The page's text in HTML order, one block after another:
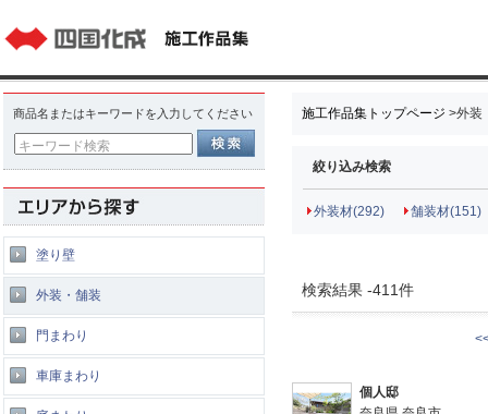
商品名またはキーワードを入力してください
キーワード検索
塗り壁
外装・舗装
門まわり
車庫まわり
施工作品集トップページ >外装
絞り込み検索
外装材(292) 舗装材(151)
検索結果 -411件
個人邸